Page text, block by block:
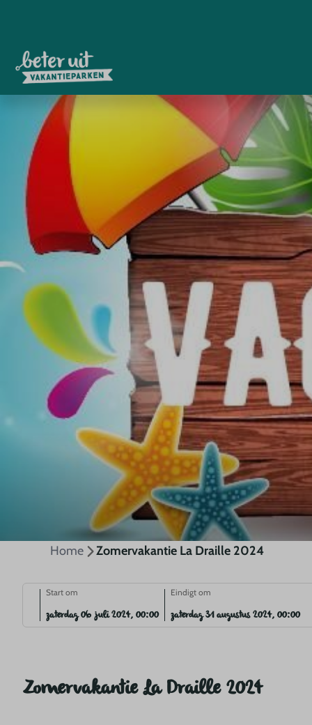
Home Zomervakantie La Draille 2024
Start om
zaterdag 06 juli 2024, 00:00
Eindigt om
zaterdag 31 augustus 2024, 00:00
Zomervakantie La Draille 2024